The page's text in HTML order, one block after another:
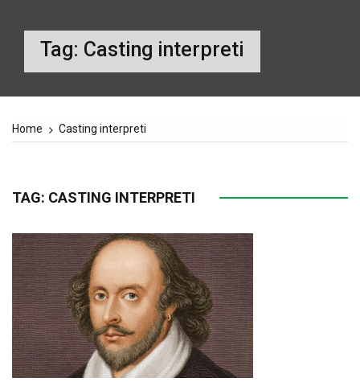
Tag: Casting interpreti
Home Casting interpreti
TAG: CASTING INTERPRETI